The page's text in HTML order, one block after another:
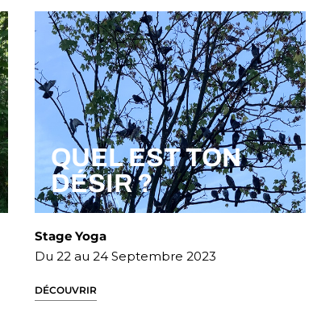
QUEL EST TON
DÉSIR ?
Stage Yoga
Du 22 au 24 Septembre 2023
DÉCOUVRIR